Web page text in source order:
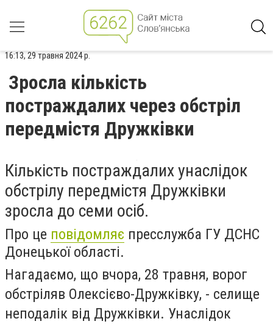
16:13, 29 травня 2024 р.
Зросла кількість
постраждалих через обстріл
передмістя Дружківки
Кількість постраждалих унаслідок
обстрілу передмістя Дружківки
зросла до семи осіб.
Про це повідомляє пресслужба ГУ ДСНС
Донецької області.
Нагадаємо, що вчора, 28 травня, ворог
обстріляв Олексієво-Дружківку, - селище
неподалік від Дружківки. Унаслідок